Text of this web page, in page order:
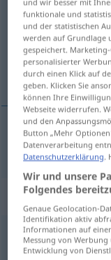
Übersicht aller
(Für mehr Details die
céltalan
céltalan planlos
unüberlegt,wirr,
funktionale und
und der statistischen
werden auf Grundlage
gespeichert.
personalisierter
durch einen Klick auf
geben. Klicken Sie
können Ihre
Webseite widerrufen.
und den
Button „Mehr
Datenverarbeitung
Datenschutzerklärung
Wir und unsere
Folgendes
Genaue Geolocation-
Identifikation aktiv
Informationen auf
Messung von
Entwicklung von